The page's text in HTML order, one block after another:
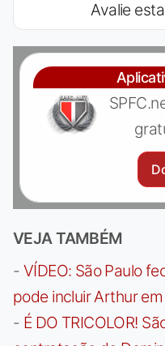
Avalie
VEJA TAMBÉM
- VÍDEO: São Paulo
pode incluir Arthur
- É DO TRICOLOR!